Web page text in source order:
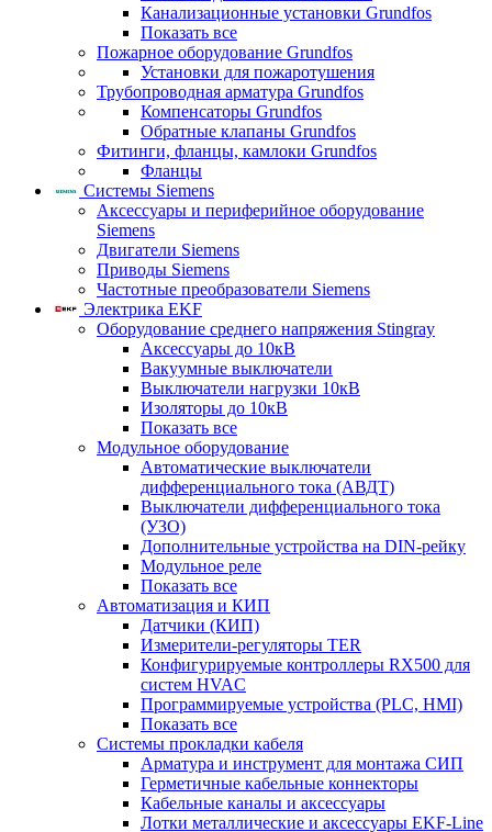
Канализационные установки Grundfos
Показать все
Пожарное оборудование Grundfos
Установки для пожаротушения
Трубопроводная арматура Grundfos
Компенсаторы Grundfos
Обратные клапаны Grundfos
Фитинги, фланцы, камлоки Grundfos
Фланцы
Системы Siemens
Аксессуары и периферийное оборудование
Siemens
Двигатели Siemens
Приводы Siemens
Частотные преобразователи Siemens
Электрика EKF
Оборудование среднего напряжения Stingray
Аксессуары до 10кВ
Вакуумные выключатели
Выключатели нагрузки 10кВ
Изоляторы до 10кВ
Показать все
Модульное оборудование
Автоматические выключатели
дифференциального тока (АВДТ)
Выключатели дифференциального тока
(УЗО)
Дополнительные устройства на DIN-рейку
Модульное реле
Показать все
Автоматизация и КИП
Датчики (КИП)
Измерители-регуляторы TER
Конфигурируемые контроллеры RX500 для
систем HVAC
Программируемые устройства (PLC, HMI)
Показать все
Системы прокладки кабеля
Арматура и инструмент для монтажа СИП
Герметичные кабельные коннекторы
Кабельные каналы и аксессуары
Лотки металлические и аксессуары EKF-Line